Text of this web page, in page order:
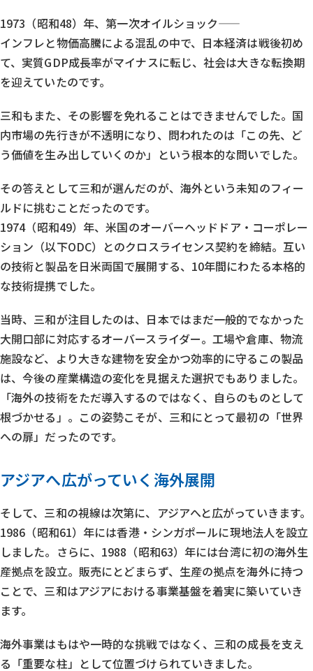
1973（昭和48）年、第一次オイルショック——
インフレと物価高騰による混乱の中で、日本経済は戦後初め
て、実質GDP成長率がマイナスに転じ、社会は大きな転換期
を迎えていたのです。
三和もまた、その影響を免れることはできませんでした。国
内市場の先行きが不透明になり、問われたのは「この先、ど
う価値を生み出していくのか」という根本的な問いでした。
その答えとして三和が選んだのが、海外という未知のフィー
ルドに挑むことだったのです。
1974（昭和49）年、米国のオーバーヘッドドア・コーポレー
ション（以下ODC）とのクロスライセンス契約を締結。互い
の技術と製品を日米両国で展開する、10年間にわたる本格的
な技術提携でした。
当時、三和が注目したのは、日本ではまだ一般的でなかった
大開口部に対応するオーバースライダー。工場や倉庫、物流
施設など、より大きな建物を安全かつ効率的に守るこの製品
は、今後の産業構造の変化を見据えた選択でもありました。
「海外の技術をただ導入するのではなく、自らのものとして
根づかせる」。この姿勢こそが、三和にとって最初の「世界
への扉」だったのです。
アジアへ広がっていく海外展開
そして、三和の視線は次第に、アジアへと広がっていきます。
1986（昭和61）年には香港・シンガポールに現地法人を設立
しました。さらに、1988（昭和63）年には台湾に初の海外生
産拠点を設立。販売にとどまらず、生産の拠点を海外に持つ
ことで、三和はアジアにおける事業基盤を着実に築いていき
ます。
海外事業はもはや一時的な挑戦ではなく、三和の成長を支え
る「重要な柱」として位置づけられていきました。